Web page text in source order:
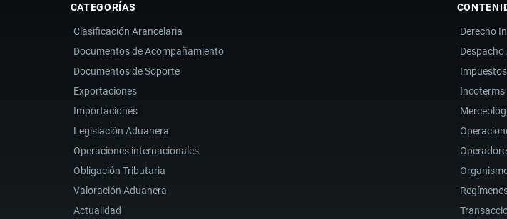
CATEGORÍAS
Clasificación Arancelaria
Documentos de Acompañamiento
Documentos de Soporte
Exportaciones
Importaciones
Legislación Aduanera
Operaciones internacionales
Obligación Tributaria
Valoración Aduanera
Actualidad
Derecho
Incoterms